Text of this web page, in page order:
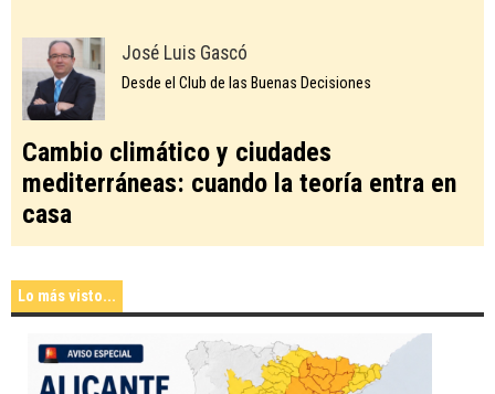
José Luis Gascó
Desde el Club de las Buenas Decisiones
Cambio climático y ciudades
mediterráneas: cuando la teoría entra en
casa
Lo más visto...